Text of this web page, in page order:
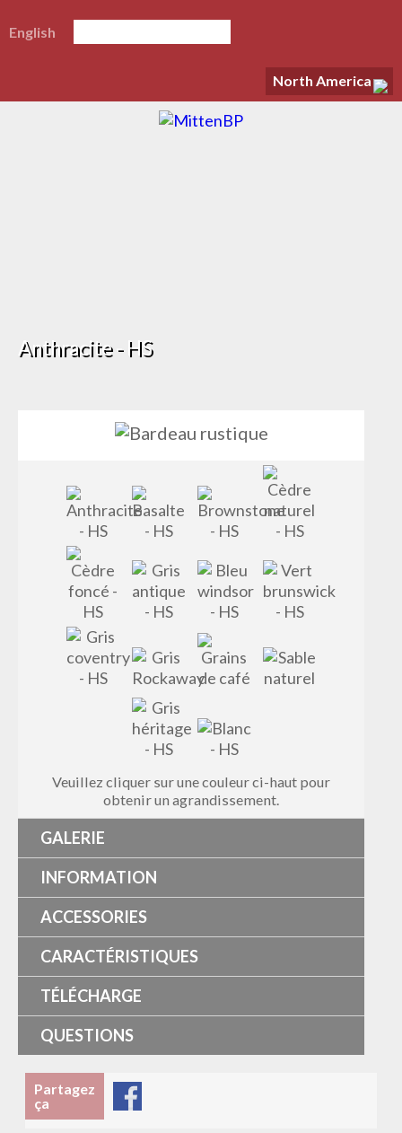
North America
English
Anthracite - HS
Veuillez cliquer sur une couleur ci-haut pour
obtenir un agrandissement.
GALERIE
INFORMATION
ACCESSORIES
CARACTÉRISTIQUES
TÉLÉCHARGE
QUESTIONS
Partagez
ça